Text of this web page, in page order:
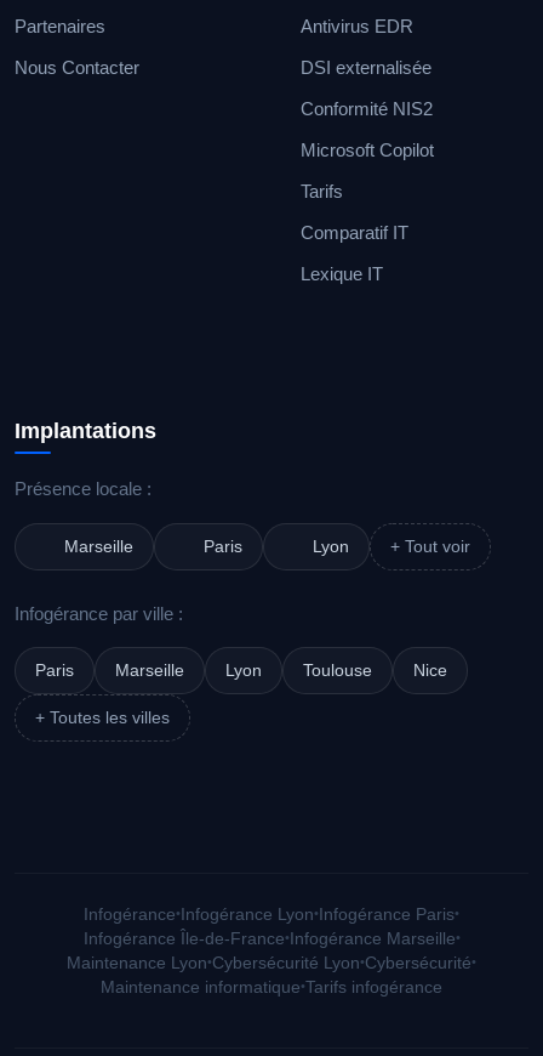
Partenaires
Nous Contacter
Antivirus EDR
DSI externalisée
Conformité NIS2
Microsoft Copilot
Tarifs
Comparatif IT
Lexique IT
Implantations
Présence locale :
Marseille Paris Lyon + Tout voir
Infogérance par ville :
Paris Marseille Lyon Toulouse Nice
+ Toutes les villes
Infogérance• Infogérance Lyon• Infogérance Paris•
Infogérance Île-de-France• Infogérance Marseille•
Maintenance Lyon•Cybersécurité Lyon•Cybersécurité•
Maintenance informatique•Tarifs infogérance